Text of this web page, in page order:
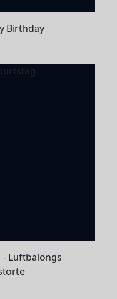
Birthday
Luftbalongs